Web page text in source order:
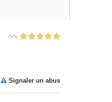
(5/5)
Signaler un abus